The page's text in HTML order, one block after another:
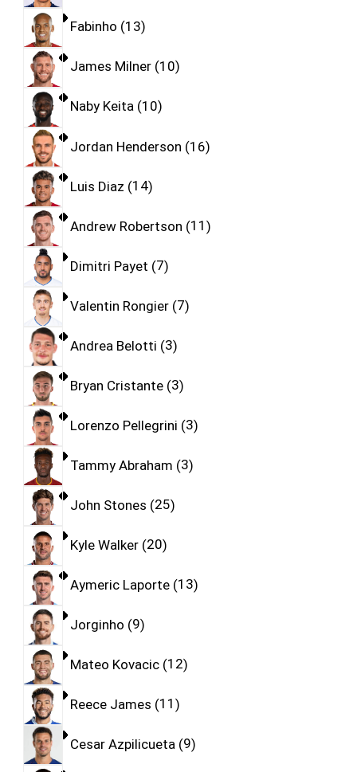
Fabinho 13
James Milner 10
Naby Keita 10
Jordan Henderson 16
Luis Diaz 14
Andrew Robertson 11
Dimitri Payet 7
Valentin Rongier 7
Andrea Belotti 3
Bryan Cristante 3
Lorenzo Pellegrini 3
Tammy Abraham 3
John Stones 25
Kyle Walker 20
Aymeric Laporte 13
Jorginho 9
Mateo Kovacic 12
Reece James 11
Cesar Azpilicueta 9